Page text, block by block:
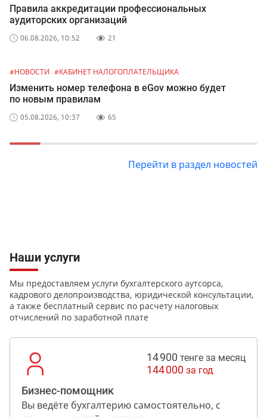
Правила аккредитации профессиональных
аудиторских организаций
06.08.2026, 10:52 21
#НОВОСТИ #КАБИНЕТ НАЛОГОПЛАТЕЛЬЩИКА
Изменить номер телефона в eGov можно будет
по новым правилам
05.08.2026, 10:37 65
Перейти в раздел новостей
Наши услуги
Мы предоставляем услуги бухгалтерского аутсорса,
кадрового делопроизводства, юридической консультации,
а также бесплатный сервис по расчету налоговых
отчислений по заработной плате
14 900 тенге за месяц
144 000 за год
Бизнес-помощник
Вы ведёте бухгалтерию самостоятельно, с